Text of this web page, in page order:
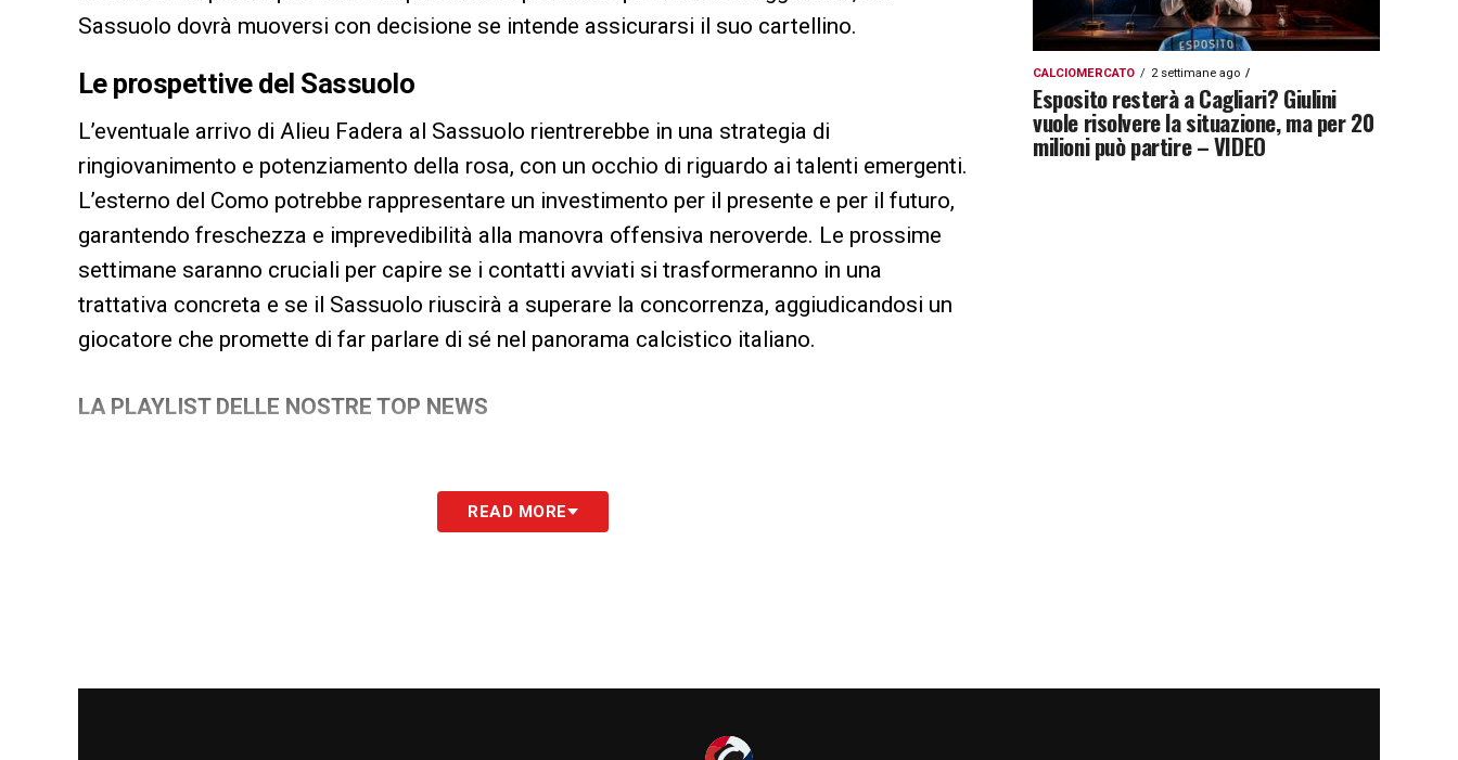
Sassuolo dovrà muoversi con decisione se intende assicurarsi il suo cartellino.
Le prospettive del Sassuolo
L’eventuale arrivo di Alieu Fadera al Sassuolo rientrerebbe in una strategia di
ringiovanimento e potenziamento della rosa, con un occhio di riguardo ai talenti emergenti.
L’esterno del Como potrebbe rappresentare un investimento per il presente e per il futuro,
garantendo freschezza e imprevedibilità alla manovra offensiva neroverde. Le prossime
settimane saranno cruciali per capire se i contatti avviati si trasformeranno in una
trattativa concreta e se il Sassuolo riuscirà a superare la concorrenza, aggiudicandosi un
giocatore che promette di far parlare di sé nel panorama calcistico italiano.
LA PLAYLIST DELLE NOSTRE TOP NEWS
READ MORE
CALCIOMERCATO 2 settimane ago
Esposito resterà a Cagliari? Giulini
vuole risolvere la situazione, ma per 20
milioni può partire – VIDEO